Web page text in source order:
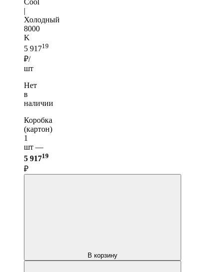
|
Холодный
8000
K
5 91719
₽/
шт
Нет
в
наличии
Коробка
(картон)
1
шт —
5 91719
₽
В корзину